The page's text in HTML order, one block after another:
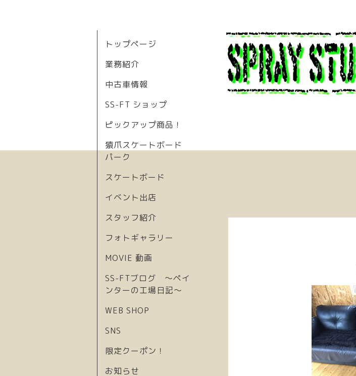
トップページ
業務紹介
中古車情報
SS-FT ショップ
ピックアップ商品！
猿爪スケートボード
パーク
スケートボード
イベント出店
スタッフ紹介
フォトギャラリー
MOVIE 動画
SS-FTブログ 〜ペイ
ンターの工場日記〜
WEB SHOP
SNS
限定クーポン！
お知らせ